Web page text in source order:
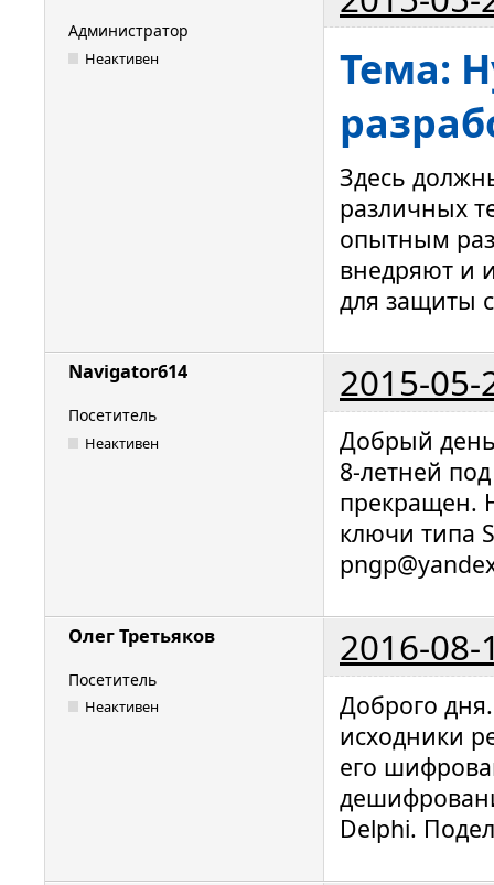
Администратор
Неактивен
Тема:
Здесь
различных
опытным
внедряют и
для защиты
Navigator614 2015-05-
Посетитель
Неактивен
Добрый
8-летней
прекращен.
ключи типа
Олег Третьяков 2016-08-
Посетитель
Неактивен
Доброго
исходники
его
Delphi.